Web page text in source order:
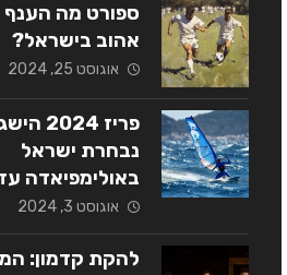
ספורט מה הענף
אהוב בישראל?
אוגוסט 25, 2024
פריז 2024
נבחרת ישראל
באולימפיאדה
אוגוסט 3, 2024
להקת קדמון: